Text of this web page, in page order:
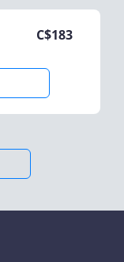
C$183